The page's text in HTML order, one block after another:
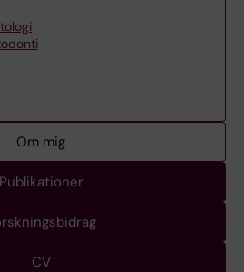
Om mig
Publikationer
CV